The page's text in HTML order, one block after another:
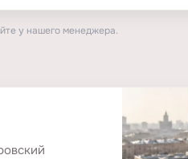
у нашего менеджера.